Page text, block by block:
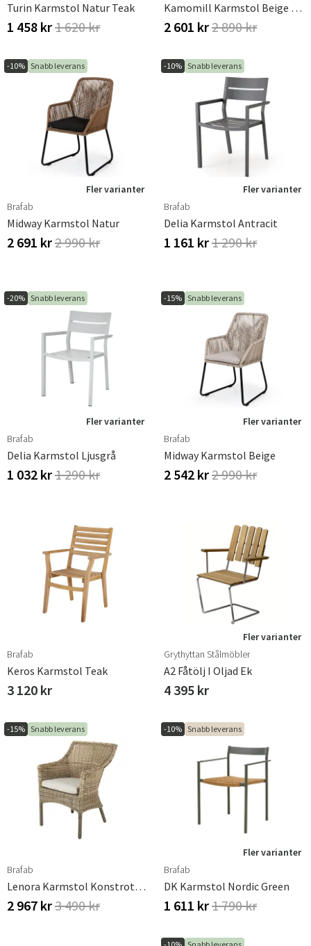
Turin Karmstol Natur Teak
1 458 kr1 620 kr
Kamomill Karmstol Beige Inkl. Sitt- & Ryggdyna
2 601 kr2 890 kr
-10% Snabb leverans
Fler varianter
Brafab
Midway Karmstol Natur
2 691 kr2 990 kr
-10% Snabb leverans
Fler varianter
Brafab
Delia Karmstol Antracit
1 161 kr1 290 kr
-20% Snabb leverans
Fler varianter
Brafab
Delia Karmstol Ljusgrå
1 032 kr1 290 kr
-15% Snabb leverans
Fler varianter
Brafab
Midway Karmstol Beige
2 542 kr2 990 kr
Brafab
Keros Karmstol Teak
3 120 kr
Fler varianter
Grythyttan Stålmöbler
A2 Fåtölj I Oljad Ek
4 395 kr
-15% Snabb leverans
Brafab
Lenora Karmstol Konstrotting Inkl Sittdyna
2 967 kr3 490 kr
-10% Snabb leverans
Fler varianter
Brafab
DK Karmstol Nordic Green
1 611 kr1 790 kr